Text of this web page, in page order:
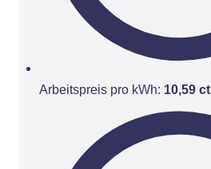
Arbeitspreis pro kWh: 10,59 ct